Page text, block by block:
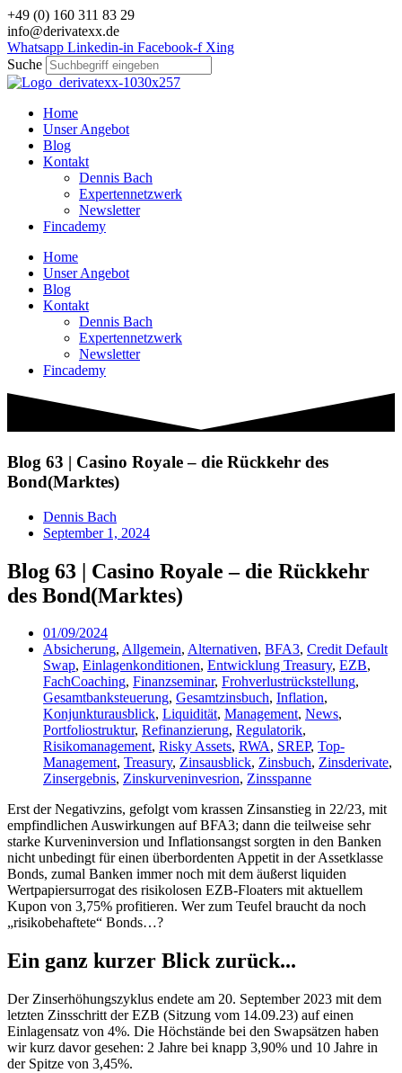
Zum
Inhalt
wechseln
+49 (0) 160 311 83 29
info@derivatexx.de
Whatsapp Linkedin-in Facebook-f Xing
Suche
Home
Unser Angebot
Blog
Kontakt
Dennis Bach
Expertennetzwerk
Newsletter
Fincademy
Home
Unser Angebot
Blog
Kontakt
Dennis Bach
Expertennetzwerk
Newsletter
Fincademy
Blog 63 | Casino Royale – die Rückkehr des
Bond(Marktes)
Dennis Bach
September 1, 2024
Blog 63 | Casino Royale – die Rückkehr
des Bond(Marktes)
01/09/2024
Absicherung, Allgemein, Alternativen, BFA3, Credit Default
Swap, Einlagenkonditionen, Entwicklung Treasury, EZB,
FachCoaching, Finanzseminar, Frohverlustrückstellung,
Gesamtbanksteuerung, Gesamtzinsbuch, Inflation,
Konjunkturausblick, Liquidität, Management, News,
Portfoliostruktur, Refinanzierung, Regulatorik,
Risikomanagement, Risky Assets, RWA, SREP, Top-
Management, Treasury, Zinsausblick, Zinsbuch, Zinsderivate,
Zinsergebnis, Zinskurveninvesrion, Zinsspanne
Erst der Negativzins, gefolgt vom krassen Zinsanstieg in 22/23, mit
empfindlichen Auswirkungen auf BFA3; dann die teilweise sehr
starke Kurveninversion und Inflationsangst sorgten in den Banken
nicht unbedingt für einen überbordenten Appetit in der Assetklasse
Bonds, zumal Banken immer noch mit dem äußerst liquiden
Wertpapiersurrogat des risikolosen EZB-Floaters mit aktuellem
Kupon von 3,75% profitieren. Wer zum Teufel braucht da noch
„risikobehaftete“ Bonds…?
Ein ganz kurzer Blick zurück...
Der Zinserhöhungszyklus endete am 20. September 2023 mit dem
letzten Zinsschritt der EZB (Sitzung vom 14.09.23) auf einen
Einlagensatz von 4%. Die Höchstände bei den Swapsätzen haben
wir kurz davor gesehen: 2 Jahre bei knapp 3,90% und 10 Jahre in
der Spitze von 3,45%.